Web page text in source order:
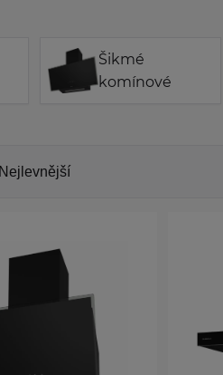
Šikmé
komínové
Nejlevnější